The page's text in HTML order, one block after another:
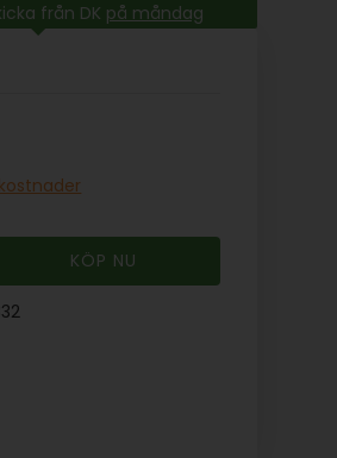
från DK på måndag